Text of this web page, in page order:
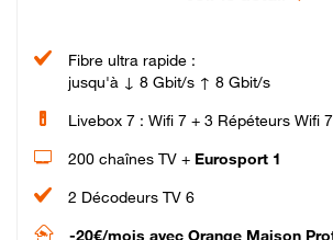
Fibre ultra rapide :
jusqu'à ↓ 8 Gbit/s ↑ 8 Gbit/s
Livebox 7 : Wifi 7 + 3 Répéteurs Wifi 7
200 chaînes TV + Eurosport 1
2 Décodeurs TV 6
-20€/mois avec Orange Maison